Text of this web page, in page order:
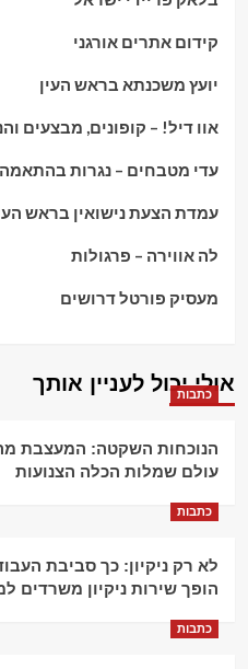
קידום אתרים אורגני
יועץ משכנתא בראש העין
אוו דיל! – קופונים, מבצעים
עדי מטבחים – נגרות
עמדת הצעת נישואין בראש
לה אווירה – פרגולות
מעסיק פורטל דרושים
אולי יכול לעניין אותך
כתבות
הנוכחות השקטה: המעצבת
עולם שמלות הכלה הצנועות
כתבות
לא רק ניקיון: כך סביבת
הופך שירות ניקיון משרדים
כתבות